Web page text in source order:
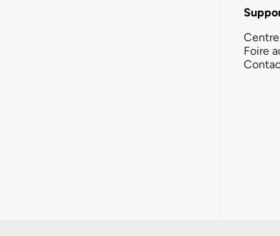
Foire